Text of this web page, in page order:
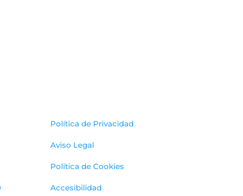
Política de Privacidad
Aviso Legal
Política de Cookies
Accesibilidad